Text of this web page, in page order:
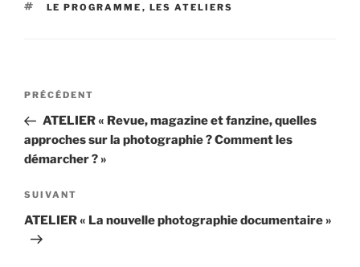
ÉTIQUETTES
LE PROGRAMME , LES ATELIERS
Navigation
l’article
Article
précédent
PRÉCÉDENT
ATELIER « Revue, magazine et fanzine, quelles
approches sur la photographie ? Comment les
démarcher ? »
Article
suivant
SUIVANT
ATELIER « La nouvelle photographie documentaire »